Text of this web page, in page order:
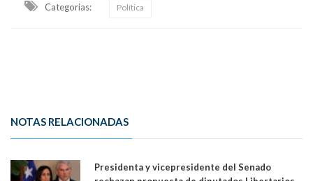
Categorias: Política
NOTAS RELACIONADAS
Presidenta y vicepresidente del Senado